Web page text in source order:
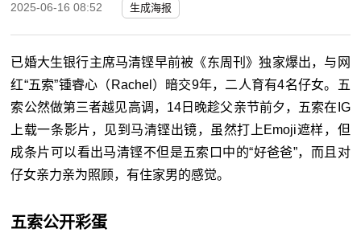
2025-06-16 08:52 生成海报
已婚大生银行主席马清铿早前被《东周刊》独家爆出，与网
红“五索”锺睿心（Rachel）暗交9年，二人育有4名仔女。五
索公然做第三者越见高调，14日 晚趁父亲节前夕，五索在IG
上载一条影片，见到马清铿出镜，虽然打上Emoji遮样，但
成条片可以看出马清铿不但是五索口中的“好爸爸”，而且对
仔女亲力亲为照顾，有住家男的感觉。
五索公开彩蛋